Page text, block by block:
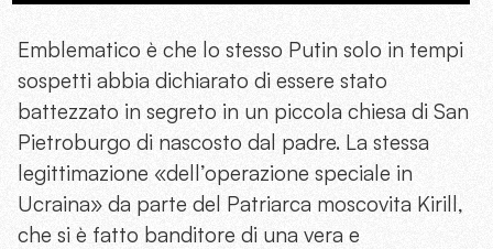
Emblematico è che lo stesso Putin solo in tempi
sospetti abbia dichiarato di essere stato
battezzato in segreto in un piccola chiesa di San
Pietroburgo di nascosto dal padre. La stessa
legittimazione «dell’operazione speciale in
Ucraina» da parte del Patriarca moscovita Kirill,
che si è fatto banditore di una vera e